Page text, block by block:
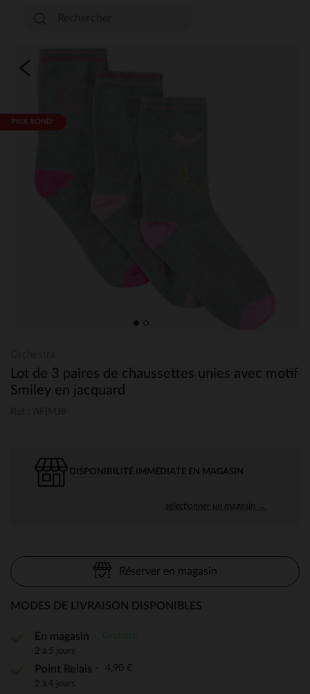
PRIX ROND*
Lot de 3 paires de chaussettes unies avec motif
Smiley en jacquard
DISPONIBILITÉ IMMÉDIATE EN MAGASIN
sélectionner un magasin →
Réserver en magasin
MODES DE LIVRAISON DISPONIBLES
En magasin
2 à 5 jours
Point Relais 4,90 €
2 à 4 jours